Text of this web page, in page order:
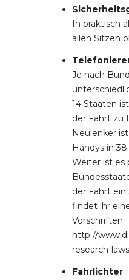
In praktisch
allen Sitzen
Je nach
14 Staaten
der Fahrt zu
Neulenker
Handys in
Weiter ist es
der Fahrt ein
findet ihr
Vorschriften:
http://
research-
Fahrlichter